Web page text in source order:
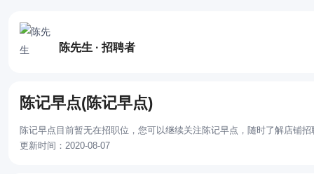
陈先生 · 招聘者
陈记早点(陈记早点)
陈记早点目前暂无在招职位，您可以继续关注陈记早点，随时了解店铺招
更新时间：2020-08-07